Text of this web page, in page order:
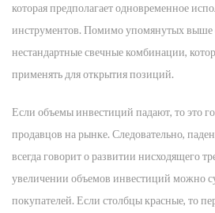
которая предполагает одновременное
инструментов. Помимо упомянутых выше
нестандартные свечные комбинации,
применять для открытия позиций.
Если объемы инвестиций падают, то это
продавцов на рынке. Следовательно,
всегда говорит о развитии нисходящего
увеличении объемов инвестиций можно
покупателей. Если столбцы красные, то